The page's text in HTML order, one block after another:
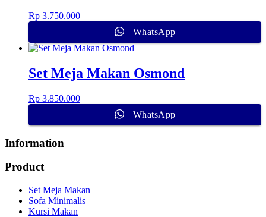
Rp 3.750.000
WhatsApp
Set Meja Makan Osmond
Rp 3.850.000
WhatsApp
Information
Product
Set Meja Makan
Sofa Minimalis
Kursi Makan